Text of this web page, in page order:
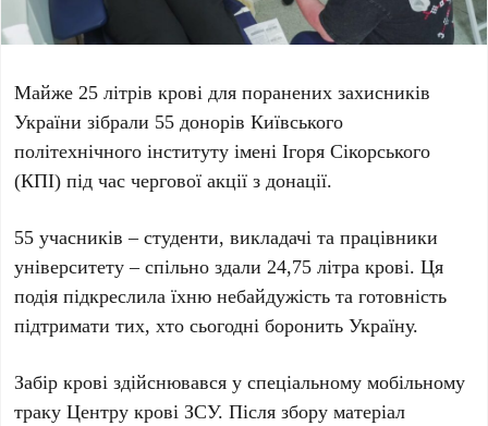
Майже25 літрів крові для поранених захисників
України зібрали 55 донорів Київського
політехнічного інституту імені Ігоря Сікорського
(КПІ) під час чергової акції з донації.
55 учасників – студенти, викладачі та працівники
університету – спільно здали24,75 літра крові. Ця
подія підкреслила їхню небайдужість та готовність
підтримати тих, хто сьогодні боронить Україну.
Забір крові здійснювався у спеціальному мобільному
тракуЦентру крові ЗСУ. Після збору матеріал